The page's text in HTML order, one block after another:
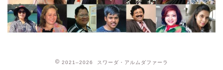
2021–2026 スワーダ・アルムダファーラ